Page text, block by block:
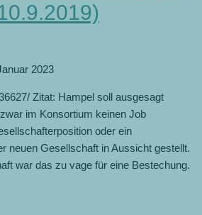
2023
Zitat: Hampel soll ausgesagt
im Konsortium keinen Job
oder ein
neuen Gesellschaft in Aussicht gestellt.
war das zu vage für eine Bestechung.